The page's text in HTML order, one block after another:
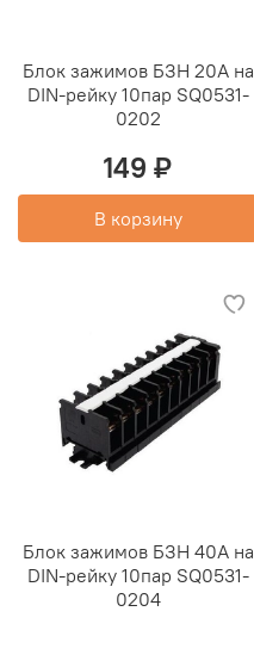
Блок зажимов БЗН 20А на
DIN-рейку 10пар SQ0531-
0202
149 ₽
В корзину
Блок зажимов БЗН 40А на
DIN-рейку 10пар SQ0531-
0204